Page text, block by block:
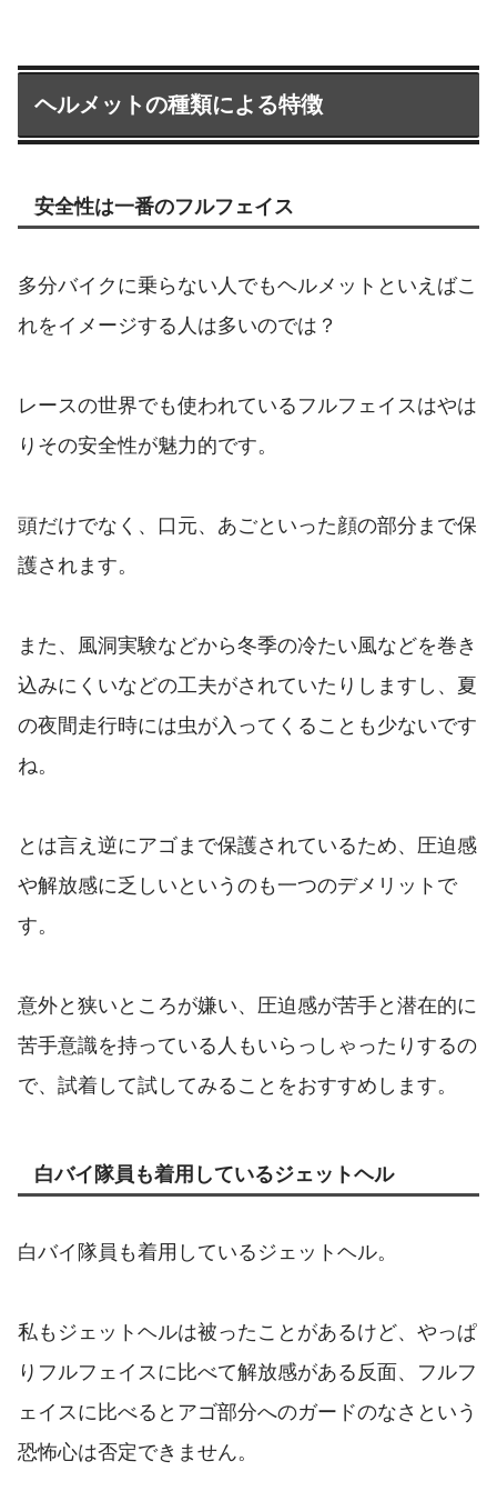
ヘルメットの種類による特徴
安全性は一番のフルフェイス
多分バイクに乗らない人でもヘルメットといえばこ
れをイメージする人は多いのでは？
レースの世界でも使われているフルフェイスはやは
りその安全性が魅力的です。
頭だけでなく、口元、あごといった顔の部分まで保
護されます。
また、風洞実験などから冬季の冷たい風などを巻き
込みにくいなどの工夫がされていたりしますし、夏
の夜間走行時には虫が入ってくることも少ないです
ね。
とは言え逆にアゴまで保護されているため、圧迫感
や解放感に乏しいというのも一つのデメリットで
す。
意外と狭いところが嫌い、圧迫感が苦手と潜在的に
苦手意識を持っている人もいらっしゃったりするの
で、試着して試してみることをおすすめします。
白バイ隊員も着用しているジェットヘル
白バイ隊員も着用しているジェットヘル。
私もジェットヘルは被ったことがあるけど、やっぱ
りフルフェイスに比べて解放感がある反面、フルフ
ェイスに比べるとアゴ部分へのガードのなさという
恐怖心は否定できません。